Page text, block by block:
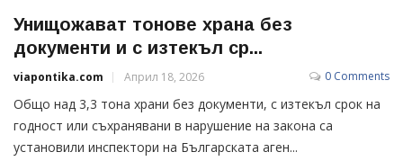
Унищожават тонове храна без
документи и с изтекъл ср...
viapontika.com Април 18, 2026 0 Comments
Общо над 3,3 тона храни без документи, с изтекъл срок на
годност или съхранявани в нарушение на закона са
установили инспектори на Българската аген...